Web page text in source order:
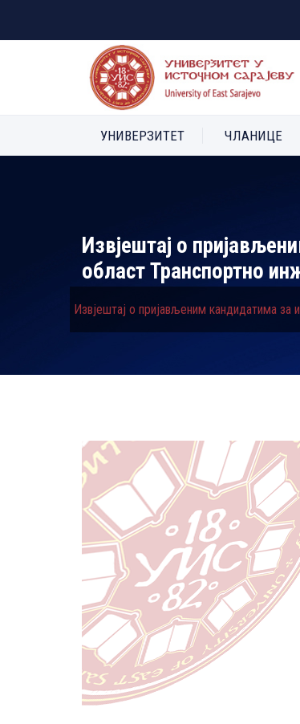
УНИВЕРЗИТЕТ ЧЛАНИЦЕ
Извјештај о
област Транспортно
Извјештај о пријављеним кандидатима